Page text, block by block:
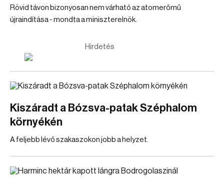
Rövid távon bizonyosan nem várható az atomerőmű
újraindítása - mondta a miniszterelnök.
Hirdetés
Kiszáradt a Bózsva-patak Széphalom
környékén
A feljebb lévő szakaszokon jobb a helyzet.